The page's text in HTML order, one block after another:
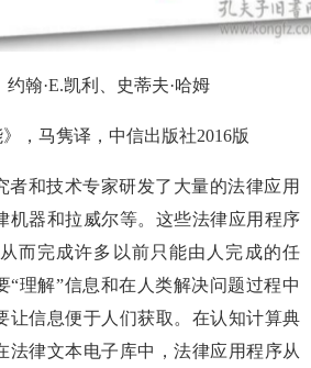
约翰·E.凯利、史蒂夫·哈姆
》，马隽译，中信出版社2016版
者和技术专家研发了大量的法律应用
机器和拉威尔等。这些法律应用程序
而完成许多以前只能由人完成的任
“理解”信息和在人类解决问题过程中
让信息便于人们获取。在认知计算典
法律文本电子库中，法律应用程序从